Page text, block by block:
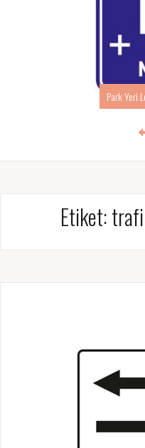
Park Yeri
Etiket: